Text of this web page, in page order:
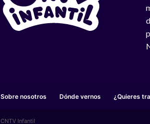
Sobre nosotros Dónde vernos ¿Quieres
CNTV Infantil